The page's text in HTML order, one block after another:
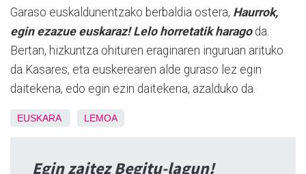
Garaso euskaldunentzako berbaldia ostera, Haurrok,
egin ezazue euskaraz! Lelo horretatik harago da.
Bertan, hizkuntza ohituren eraginaren inguruan arituko
da Kasares, eta euskerearen alde guraso lez egin
daitekena, edo egin ezin daitekena, azalduko da.
EUSKARA LEMOA
Egin zaitez Begitu-lagun!